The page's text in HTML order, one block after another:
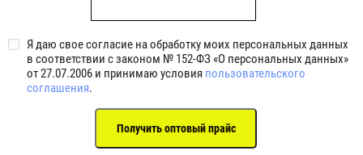
Я даю свое согласие на обработку моих персональных данных
в соответствии с законом № 152-ФЗ «О персональных данных»
от 27.07.2006 и принимаю условия пользовательского
соглашения.